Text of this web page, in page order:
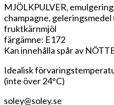
MJÖLKPULVER,
champagne,
fruktkärnmjöl
färgämne: E172
Kan innehålla spår av
Idealisk
(inte över 24°C)
soley@soley.se